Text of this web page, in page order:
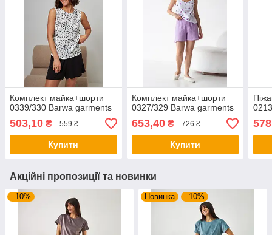
Комплект майка+шорти
0339/330 Barwa garments
503,10 ₴ 559 ₴
Купити
Комплект майка+шорти
0327/329 Barwa garments
653,40₴ 726 ₴
Купити
Акційні пропозиції та новинки
–10% Новинка –10%